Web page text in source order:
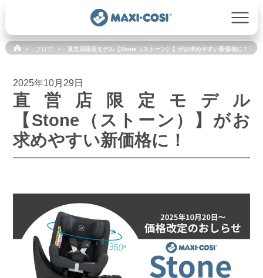
ブログ 直営店限定モデル【Stone（ストーン）】がお求めやすい新価格に！
2025年10月29日
直営店限定モデル
【Stone（ストーン）】がお
求めやすい新価格に！